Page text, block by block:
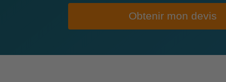
Obtenir mon devis